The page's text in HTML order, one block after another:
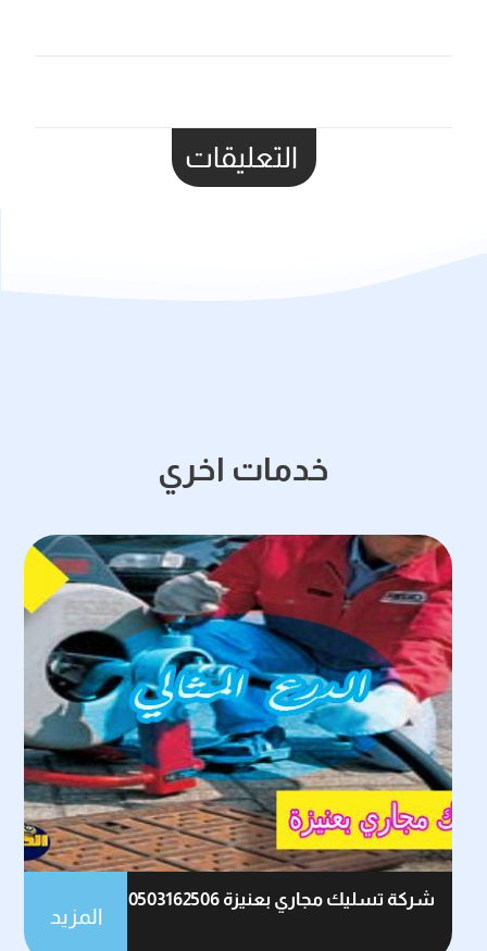
التعليقات
خدمات اخري
شركة تسليك مجاري بعنيزة 0503162506
المزيد